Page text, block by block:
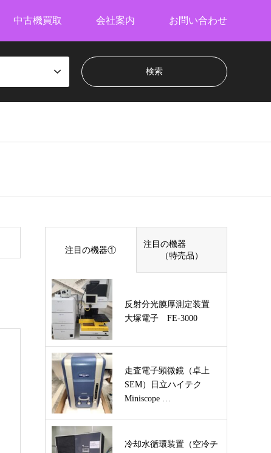
中古機買取 会社案内 お問い合わせ
注目の機器①
注目の機器
（特売品）
反射分光膜厚測定装置
大塚電子 FE-3000
走査電子顕微鏡（卓上
SEM）日立ハイテク
Miniscope …
冷却水循環装置（空冷チ